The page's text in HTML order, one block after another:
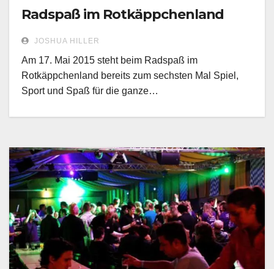
Radspaß im Rotkäppchenland
JOSHUA HILLER
Am 17. Mai 2015 steht beim Radspaß im
Rotkäppchenland bereits zum sechsten Mal Spiel,
Sport und Spaß für die ganze…